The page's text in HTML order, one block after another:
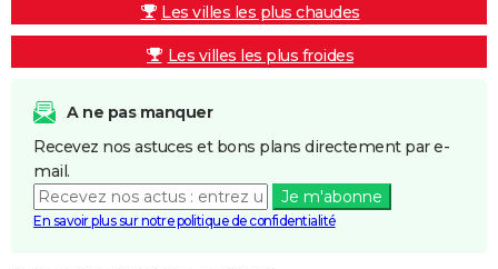
Les villes les plus chaudes
Les villes les plus froides
A ne pas manquer
Recevez nos astuces et bons plans directement par e-
mail.
Je m'abonne
En savoir plus sur notre politique de confidentialité